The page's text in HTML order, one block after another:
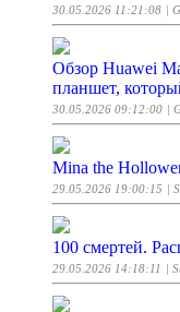
30.05.2026 11:21:08 |
Обзор Huawei
планшет,
30.05.2026 09:12:00 |
Mina the
29.05.2026 19:00:15 |
100 смертей.
29.05.2026 14:18:11 |